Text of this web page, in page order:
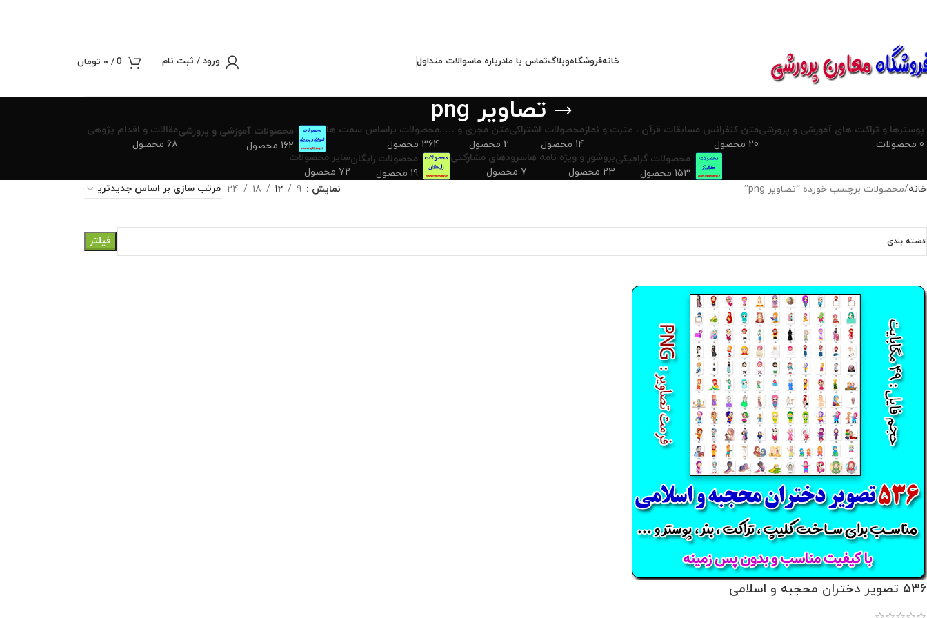
خانهفروشگاهوبلاگتماس با مادرباره ماسوالات متداول ورود / ثبت نام 0
/
0 تومان
تصاویر png
پوسترها و تراکت های آموزشی و پرورشی
0 محصولات
متن کنفرانس مسابقات قرآن ، عترت و نماز
20 محصول
محصولات اشتراکی
14 محصول
متن مجری و …..
2 محصول
محصولات براساس سمت ها
364 محصول
محصولات آموزشی و پرورشی
162 محصول
مقالات و اقدام پژوهی
68 محصول
محصولات گرافیکی
153 محصول
بروشور و ویژه نامه ها
23 محصول
سرودهای مشارکتی
7 محصول
محصولات رایگان
19 محصول
سایر محصولات
72 محصول
خانه محصولات برچسب خورده “تصاویر png” نمایش 9
12
18
24
دسته بندی فیلتر
536 تصویر دختران محجبه و اسلامی